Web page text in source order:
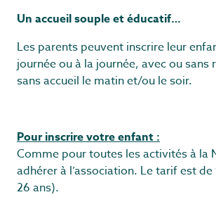
Un accueil souple et éducatif…
Les parents peuvent inscrire leur
journée ou à la journée, avec ou sans
sans accueil le matin et/ou le soir.
Pour inscrire votre enfant :
Comme pour toutes les activités à la
adhérer à l’association. Le tarif est
26 ans).